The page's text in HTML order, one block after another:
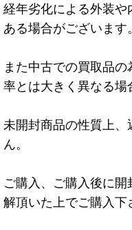
経年劣化による外装
ある場合がございます。
また中古での買取品
率とは大きく異なる場
未開封商品の性質上
ん。
ご購入、ご購入後に
解頂いた上でご購入下